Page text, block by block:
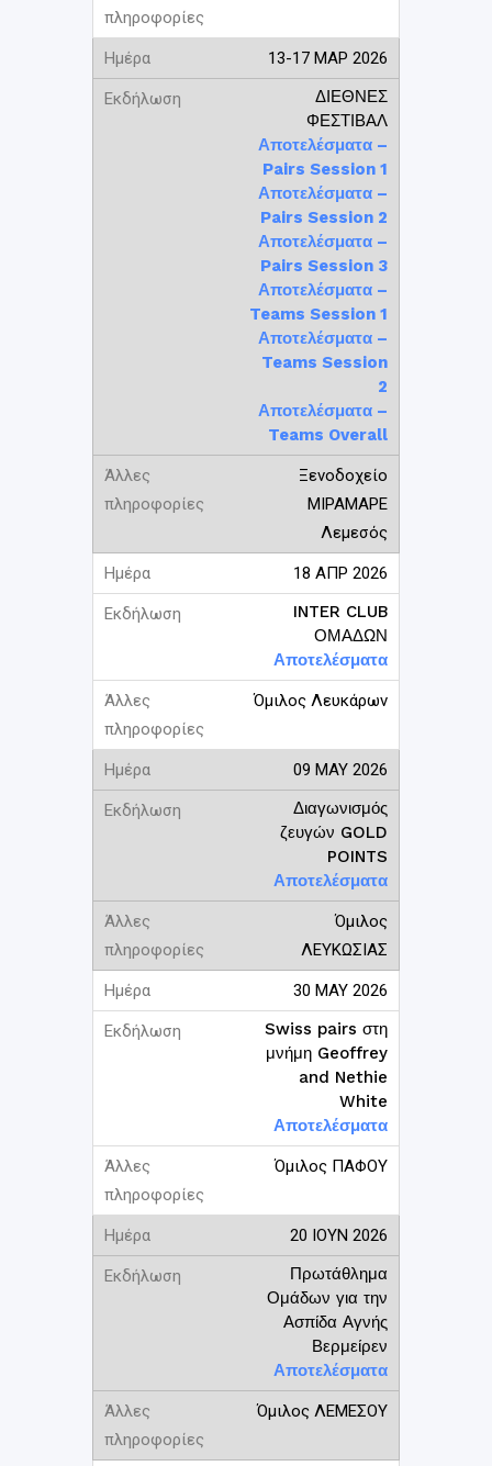
13-17 ΜΑΡ 2026
ΔΙΕΘΝΕΣ
ΦΕΣΤΙΒΑΛ
Αποτελέσματα –
Pairs Session 1
Αποτελέσματα –
Pairs Session 2
Αποτελέσματα –
Pairs Session 3
Αποτελέσματα –
Teams Session 1
Αποτελέσματα –
Teams Session
2
Αποτελέσματα –
Teams Overall
Ξενοδοχείο
ΜΙΡΑΜΑΡΕ
Λεμεσός
18 ΑΠΡ 2026
INTER CLUB
ΟΜΑΔΩΝ
Αποτελέσματα
Όμιλος Λευκάρων
09 ΜΑΥ 2026
Διαγωνισμός
ζευγών GOLD
POINTS
Αποτελέσματα
Όμιλος
ΛΕΥΚΩΣΙΑΣ
30 ΜΑΥ 2026
Swiss pairs στη
μνήμη Geoffrey
and Nethie
White
Αποτελέσματα
Όμιλος ΠΑΦΟΥ
20 ΙΟΥΝ 2026
Πρωτάθλημα
Ομάδων για την
Ασπίδα Αγνής
Βερμείρεν
Αποτελέσματα
Όμιλος ΛΕΜΕΣΟΥ